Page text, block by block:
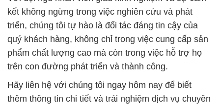
kết không ngừng trong việc nghiên cứu và phát
triển, chúng tôi tự hào là đối tác đáng tin cậy của
quý khách hàng, không chỉ trong việc cung cấp sản
phẩm chất lượng cao mà còn trong việc hỗ trợ họ
trên con đường phát triển và thành công.
Hãy liên hệ với chúng tôi ngay hôm nay để biết
thêm thông tin chi tiết và trải nghiệm dịch vụ chuyên